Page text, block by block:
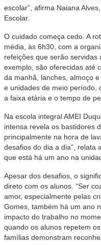
escolar”, afirma Naiana
Escolar.
O cuidado começa cedo. A
média, às 6h30, com a
refeições que serão
exemplo, são oferecidas até
da manhã, lanches, almoço
e unidades de meio período,
a faixa etária e o tempo de
Na escola integral AMEI
intensa revela os bastidores
principalmente na hora de
desafios do dia a dia”, relata
que está há um ano na
Apesar dos desafios, o
direto com os alunos. “Ser
amor, especialmente pelas
Gomes, também há um ano
impacto do trabalho no
quando os alunos repetem
famílias demonstram